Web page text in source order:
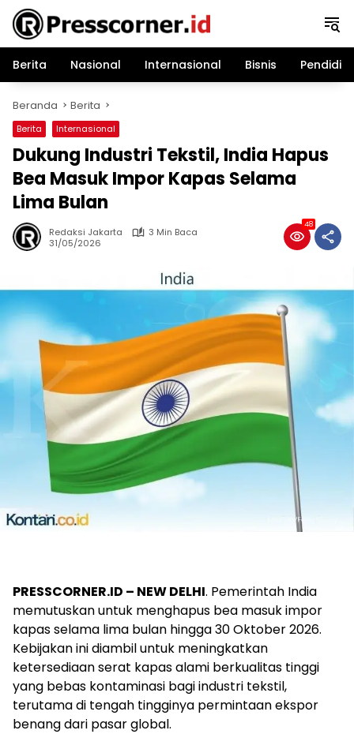
Langsung
konten
Berita
Nasional Internasional Bisnis
Beranda Berita
Berita Internasional
Dukung Industri Tekstil, India Hapus
Bea Masuk Impor Kapas Selama
Lima Bulan
Redaksi Jakarta
3 Min Baca
31/05/2026
48
PRESSCORNER.ID – NEW DELHI. Pemerintah India
memutuskan untuk menghapus bea masuk impor
kapas selama lima bulan hingga 30 Oktober 2026.
Kebijakan ini diambil untuk meningkatkan
ketersediaan serat kapas alami berkualitas tinggi
yang bebas kontaminasi bagi industri tekstil,
terutama di tengah tingginya permintaan ekspor
benang dari pasar global.